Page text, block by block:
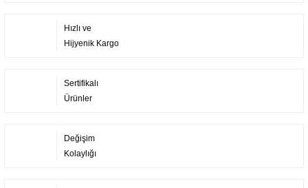
Hızlı ve
Hijyenik Kargo
Sertifikalı
Ürünler
Değişim
Kolaylığı